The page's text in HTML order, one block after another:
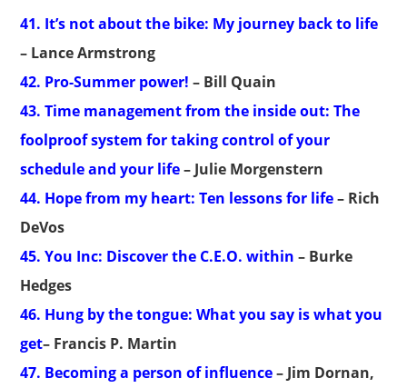
41. It’s not about the bike: My journey back to life
– Lance Armstrong
42. Pro-Summer power! – Bill Quain
43. Time management from the inside out: The
foolproof system for taking control of your
schedule and your life– Julie Morgenstern
44. Hope from my heart: Ten lessons for life– Rich
DeVos
45. You Inc: Discover the C.E.O. within – Burke
Hedges
46. Hung by the tongue: What you say is what you
get– Francis P. Martin
47. Becoming a person of influence– Jim Dornan,